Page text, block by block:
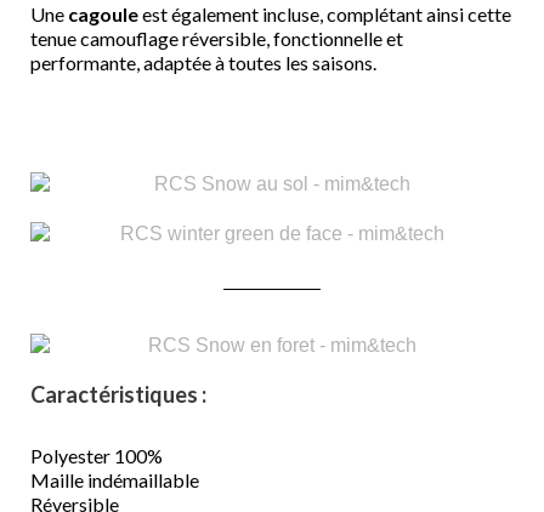
Une cagouleest également incluse, complétant ainsi cette
tenue camouflage réversible, fonctionnelle et
performante, adaptée à toutes les saisons.
Caractéristiques :
Polyester 100%
Maille indémaillable
Réversible